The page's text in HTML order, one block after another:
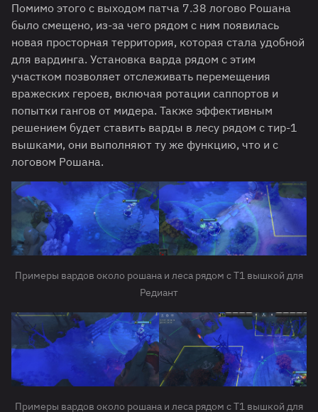
Помимо этого с выходом патча 7.38 логово Рошана
было смещено, из-за чего рядом с ним появилась
новая просторная территория, которая стала удобной
для вардинга. Установка варда рядом с этим
участком позволяет отслеживать перемещения
вражеских героев, включая ротации саппортов и
попытки гангов от мидера. Также эффективным
решением будет ставить варды в лесу рядом с тир-1
вышками, они выполняют ту же функцию, что и с
логовом Рошана.
Примеры вардов около рошана и леса рядом с Т1 вышкой для
Редиант
Примеры вардов около рошана и леса рядом с Т1 вышкой для